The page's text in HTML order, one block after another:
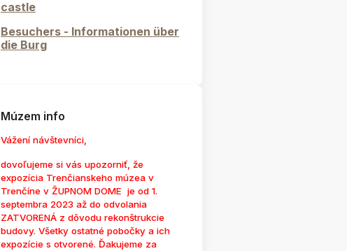
castle
Besuchers - Informationen über
die Burg
Múzem info
Vážení návštevníci,
dovoľujeme si vás upozorniť, že
expozícia Trenčianskeho múzea v
Trenčíne v ŽUPNOM DOME je od 1.
septembra 2023 až do odvolania
ZATVORENÁ z dôvodu rekonštrukcie
budovy. Všetky ostatné pobočky a ich
expozície s otvorené. Ďakujeme za